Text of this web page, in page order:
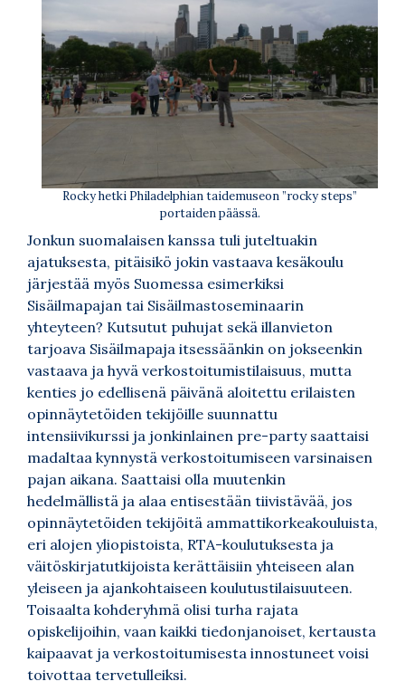
Rocky hetki Philadelphian taidemuseon ”rocky steps”
portaiden päässä.
Jonkun suomalaisen kanssa tuli juteltuakin
ajatuksesta, pitäisikö jokin vastaava kesäkoulu
järjestää myös Suomessa esimerkiksi
Sisäilmapajan tai Sisäilmastoseminaarin
yhteyteen? Kutsutut puhujat sekä illanvieton
tarjoava Sisäilmapaja itsessäänkin on jokseenkin
vastaava ja hyvä verkostoitumistilaisuus, mutta
kenties jo edellisenä päivänä aloitettu erilaisten
opinnäytetöiden tekijöille suunnattu
intensiivikurssi ja jonkinlainen pre-party saattaisi
madaltaa kynnystä verkostoitumiseen varsinaisen
pajan aikana. Saattaisi olla muutenkin
hedelmällistä ja alaa entisestään tiivistävää, jos
opinnäytetöiden tekijöitä ammattikorkeakouluista,
eri alojen yliopistoista, RTA-koulutuksesta ja
väitöskirjatutkijoista kerättäisiin yhteiseen alan
yleiseen ja ajankohtaiseen koulutustilaisuuteen.
Toisaalta kohderyhmä olisi turha rajata
opiskelijoihin, vaan kaikki tiedonjanoiset, kertausta
kaipaavat ja verkostoitumisesta innostuneet voisi
toivottaa tervetulleiksi.